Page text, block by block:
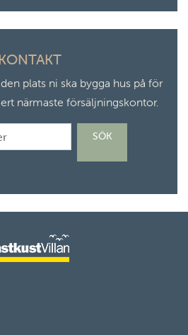
plats ni ska bygga hus på för
närmaste försäljningskontor.
SÖK